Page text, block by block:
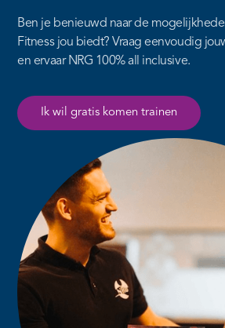
Ben je benieuwd naar de
Fitness jou biedt? Vraag eenvoudig
en ervaar NRG 100% all inclusive.
Ik wil gratis komen trainen